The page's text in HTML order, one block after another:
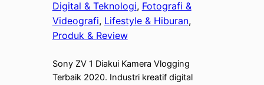
Digital & Teknologi, Fotografi &
Videografi, Lifestyle & Hiburan ,
Produk & Review
Sony ZV 1 Diakui Kamera Vlogging
Terbaik 2020. Industri kreatif digital